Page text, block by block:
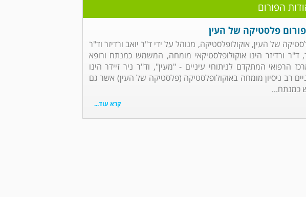
הפורום
פלסטיקה של העין
של העין, אוקולופלסטיקה, מנוהל על ידי ד"ר יואב ורדיזר וד"ר
ד"ר ורדיזר הינו אוקולופלסטיקאי מומחה, המשמש כמנתח ורופא
הרפואי המתקדם לניתוחי עיניים - "מעין", וד"ר ניר זיידר הינו
רב ניסיון מומחה באוקולופלסטיקה (פלסטיקה של העין) אשר גם
כמנתח...
קרא עוד...